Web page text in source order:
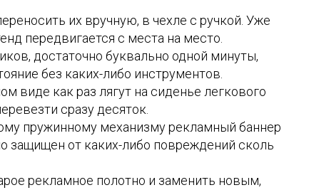
их вручную, в чехле с ручкой. Уже
передвигается с места на место.
достаточно буквально одной минуты,
без каких-либо инструментов.
виде как раз лягут на сиденье легкового
сразу десяток.
пружинному механизму рекламный баннер
защищен от каких-либо повреждений сколь
рекламное полотно и заменить новым,